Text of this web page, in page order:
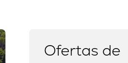
Ofertas de